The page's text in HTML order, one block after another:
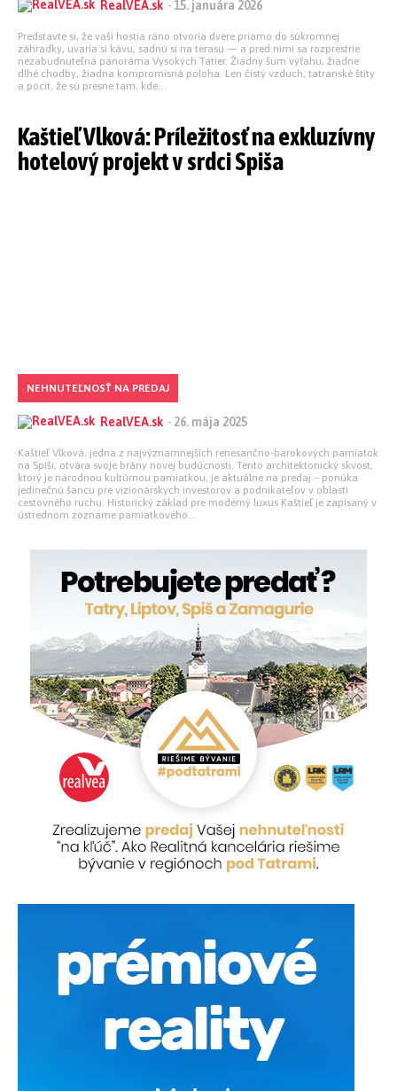
RealVEA.sk - 15. januára 2026
Predstavte si, že vaši hostia ráno otvoria dvere priamo do súkromnej
záhradky, uvaria si kávu, sadnú si na terasu — a pred nimi sa rozprestrie
nezabudnuteľná panoráma Vysokých Tatier. Žiadny šum výťahu, žiadne
dlhé chodby, žiadna kompromisná poloha. Len čistý vzduch, tatranské štíty
a pocit, že sú presne tam, kde...
Kaštieľ Vlková: Príležitosť na exkluzívny
hotelový projekt v srdci Spiša
NEHNUTEĽNOSŤ NA PREDAJ
RealVEA.sk - 26. mája 2025
Kaštieľ Vlková, jedna z najvýznamnejších renesančno-barokových pamiatok
na Spiši, otvára svoje brány novej budúcnosti. Tento architektonický skvost,
ktorý je národnou kultúrnou pamiatkou, je aktuálne na predaj – ponúka
jedinečnú šancu pre vizionárskych investorov a podnikateľov v oblasti
cestovného ruchu. Historický základ pre moderný luxus Kaštieľ je zapísaný v
ústrednom zozname pamiatkového...